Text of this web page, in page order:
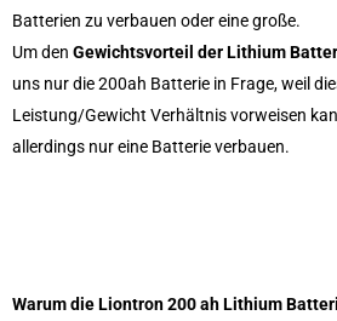
Batterien zu verbauen oder eine große.
Um den Gewichtsvorteil der Lithium
uns nur die 200ah Batterie in Frage, weil
Leistung/Gewicht Verhältnis vorweisen
allerdings nur eine Batterie verbauen.
Warum die Liontron 200 ah Lithium